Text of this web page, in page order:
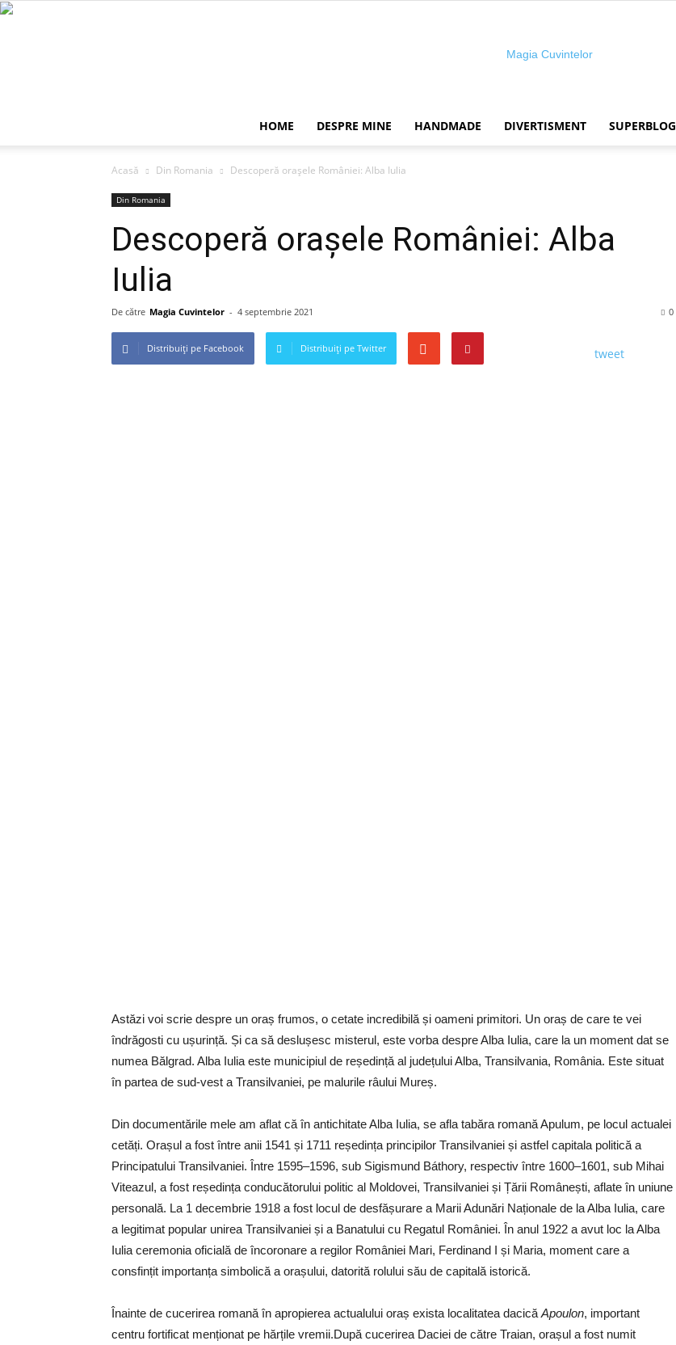
HOME DESPRE MINE HANDMADE DIVERTISMENT SUPERBLOG
Acasă Din Romania Descoperă orașele României: Alba Iulia
Din Romania
Descoperă orașele României: Alba
Iulia
De către Magia Cuvintelor - 4 septembrie 2021 0
Distribuiți pe Facebook Distribuiți pe Twitter tweet
Astăzi voi scrie despre un oraș frumos, o cetate incredibilă și oameni primitori. Un oraș de care te vei
îndrăgosti cu ușurință. Și ca să deslușesc misterul, este vorba despre Alba Iulia, care la un moment dat se
numea Bălgrad. Alba Iulia este municipiul de reședință al județului Alba, Transilvania, România. Este situat
în partea de sud-vest a Transilvaniei, pe malurile râului Mureș.
Din documentările mele am aflat că în antichitate Alba Iulia, se afla tabăra romană Apulum, pe locul actualei
cetăți. Orașul a fost între anii 1541 și 1711 reședința principilor Transilvaniei și astfel capitala politică a
Principatului Transilvaniei. Între 1595–1596, sub Sigismund Báthory, respectiv între 1600–1601, sub Mihai
Viteazul, a fost reședința conducătorului politic al Moldovei, Transilvaniei și Țării Românești, aflate în uniune
personală. La 1 decembrie 1918 a fost locul de desfășurare a Marii Adunări Naționale de la Alba Iulia, care
a legitimat popular unirea Transilvaniei și a Banatului cu Regatul României. În anul 1922 a avut loc la Alba
Iulia ceremonia oficială de încoronare a regilor României Mari, Ferdinand I și Maria, moment care a
consfințit importanța simbolică a orașului, datorită rolului său de capitală istorică.
Înainte de cucerirea romană în apropierea actualului oraș exista localitatea dacică Apoulon, important
centru fortificat menționat pe hărțile vremii.După cucerirea Daciei de către Traian, orașul a fost numit